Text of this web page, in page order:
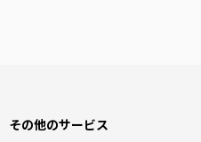
その他のサービス